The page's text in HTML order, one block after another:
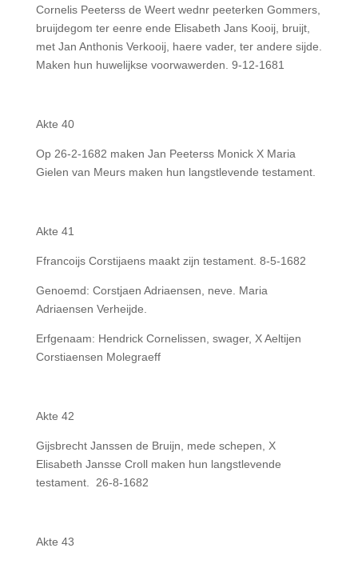
Cornelis Peeterss de Weert wednr peeterken Gommers,
bruijdegom ter eenre ende Elisabeth Jans Kooij, bruijt,
met Jan Anthonis Verkooij, haere vader, ter andere sijde.
Maken hun huwelijkse voorwawerden. 9-12-1681
Akte 40
Op 26-2-1682 maken Jan Peeterss Monick X Maria
Gielen van Meurs maken hun langstlevende testament.
Akte 41
Ffrancoijs Corstijaens maakt zijn testament. 8-5-1682
Genoemd: Corstjaen Adriaensen, neve. Maria
Adriaensen Verheijde.
Erfgenaam: Hendrick Cornelissen, swager, X Aeltijen
Corstiaensen Molegraeff
Akte 42
Gijsbrecht Janssen de Bruijn, mede schepen, X
Elisabeth Jansse Croll maken hun langstlevende
testament. 26-8-1682
Akte 43